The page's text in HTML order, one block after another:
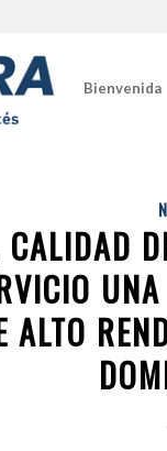
Bienvenida
CALIDAD
ALTO